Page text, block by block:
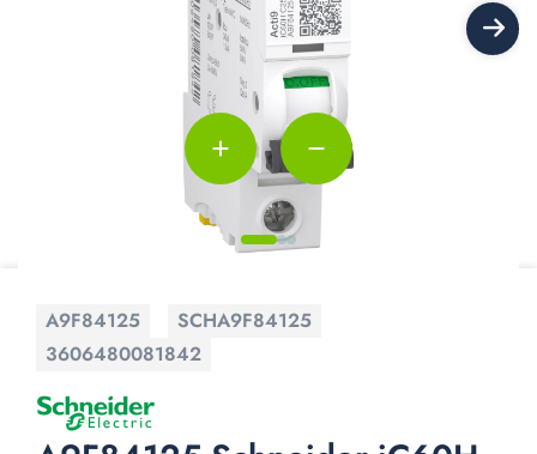
A9F84125
SCHA9F84125
3606480081842
add remove